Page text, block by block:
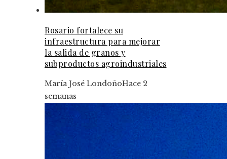
Rosario fortalece su
infraestructura para mejorar
la salida de granos y
subproductos agroindustriales
María José LondoñoHace 2
semanas